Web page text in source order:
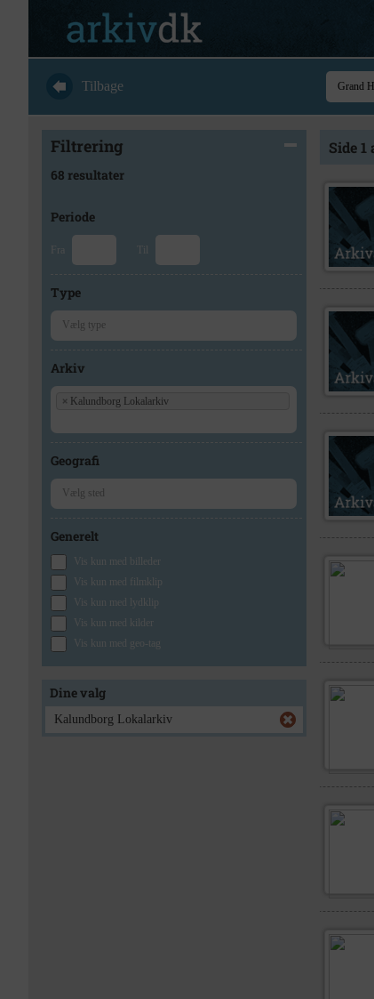
Tilbage
Filtrering
68 resultater
Periode
Fra Til
Type
Arkiv
× Kalundborg Lokalarkiv
Geografi
Generelt
Vis kun med billeder
Vis kun med filmklip
Vis kun med lydklip
Vis kun med kilder
Vis kun med geo-tag
Dine valg
Kalundborg Lokalarkiv
Side 1